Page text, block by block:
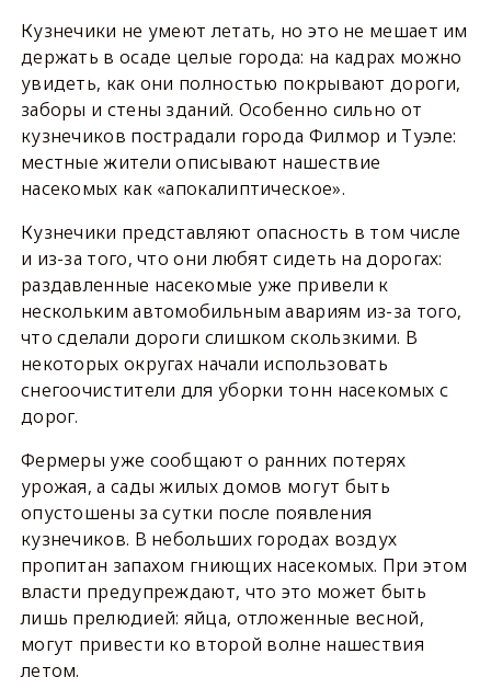
Кузнечики не умеют летать, но это не мешает им
держать в осаде целые города: на кадрах можно
увидеть, как они полностью покрывают дороги,
заборы и стены зданий. Особенно сильно от
кузнечиков пострадали города Филмор и Туэле:
местные жители описывают нашествие
насекомых как «апокалиптическое».
Кузнечики представляют опасность в том числе
и из-за того, что они любят сидеть на дорогах:
раздавленные насекомые уже привели к
нескольким автомобильным авариям из-за того,
что сделали дороги слишком скользкими. В
некоторых округах начали использовать
снегоочистители для уборки тонн насекомых с
дорог.
Фермеры уже сообщают о ранних потерях
урожая, а сады жилых домов могут быть
опустошены за сутки после появления
кузнечиков. В небольших городах воздух
пропитан запахом гниющих насекомых. При этом
власти предупреждают, что это может быть
лишь прелюдией: яйца, отложенные весной,
могут привести ко второй волне нашествия
летом.